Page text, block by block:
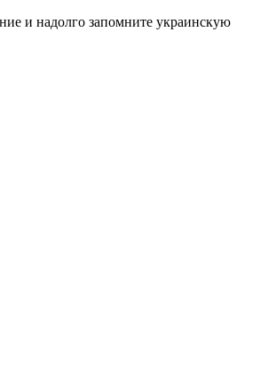
и надолго запомните украинскую